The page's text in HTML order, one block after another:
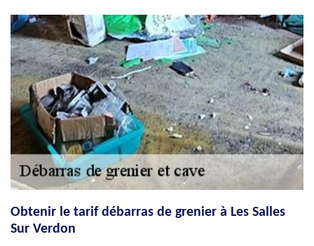
Obtenir le tarif débarras de grenier à Les Salles
Sur Verdon